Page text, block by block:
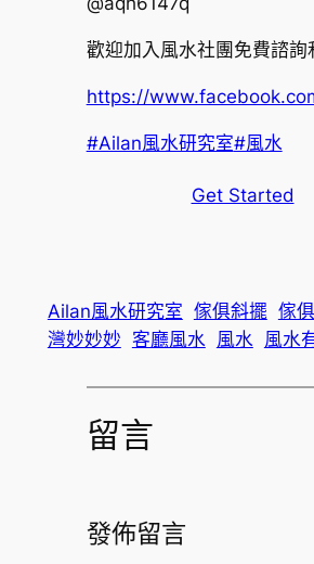
歡迎加入風水社團免費諮詢
https://
#Ailan風水研究室#風水
Get Started
Ailan風水研究室 傢俱斜擺 傢
灣妙妙妙 客廳風水 風水 風水
留言
發佈留言